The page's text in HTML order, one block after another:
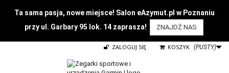
Ta sama pasja, nowe miejsce! Salon eAzymut.pl w Poznaniu
przy ul. Garbary 95 lok. 14 zaprasza!
ZNAJDŹ NAS
KOSZYK (PUSTY)
ZALOGUJ SIĘ